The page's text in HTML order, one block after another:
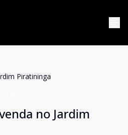
Piratininga
no Jardim